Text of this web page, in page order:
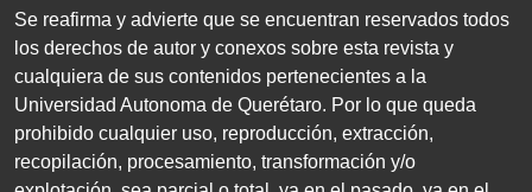
Se reafirma y advierte que se encuentran reservados todos
los derechos de autor y conexos sobre esta revista y
cualquiera de sus contenidos pertenecientes a la
Universidad Autonoma de Querétaro. Por lo que queda
prohibido cualquier uso, reproducción, extracción,
recopilación, procesamiento, transformación y/o